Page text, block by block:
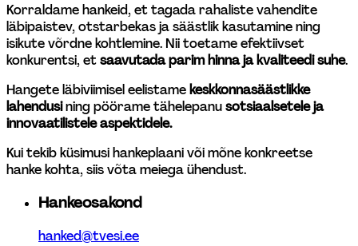
Korraldame hankeid, et tagada rahaliste vahendite
läbipaistev, otstarbekas ja säästlik kasutamine ning
isikute võrdne kohtlemine. Nii toetame efektiivset
konkurentsi, et saavutada parim hinna ja kvaliteedi suhe.
Hangete läbiviimisel eelistame keskkonnasäästlikke
lahendusi ning pöörame tähelepanu sotsiaalsetele ja
innovaatilistele aspektidele.
Kui tekib küsimusi hankeplaani või mõne konkreetse
hanke kohta, siis võta meiega ühendust.
Hankeosakond
hanked@tvesi.ee